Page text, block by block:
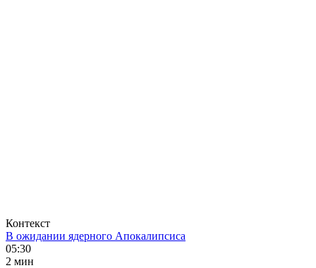
Контекст
В ожидании ядерного Апокалипсиса
05:30
2 мин